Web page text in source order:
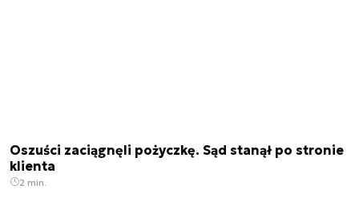
Oszuści zaciągnęli pożyczkę. Sąd stanął po stronie
klienta
2 min.